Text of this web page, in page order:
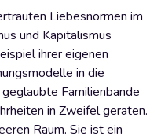
Liebesnormen im
und Kapitalismus
ihrer eigenen
in die
Familienbande
in Zweifel geraten.
Raum. Sie ist ein